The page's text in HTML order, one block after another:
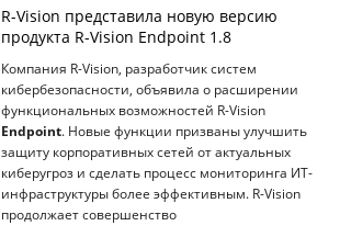
R-Vision представила новую версию
продукта R-Vision Endpoint 1.8
Компания R-Vision, разработчик систем
кибербезопасности, объявила о расширении
функциональных возможностей R-Vision
Endpoint. Новые функции призваны улучшить
защиту корпоративных сетей от актуальных
киберугроз и сделать процесс мониторинга ИТ-
инфраструктуры более эффективным. R-Vision
продолжает совершенство